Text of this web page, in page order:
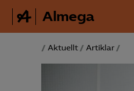
Almega
/ Aktuellt / Artiklar /